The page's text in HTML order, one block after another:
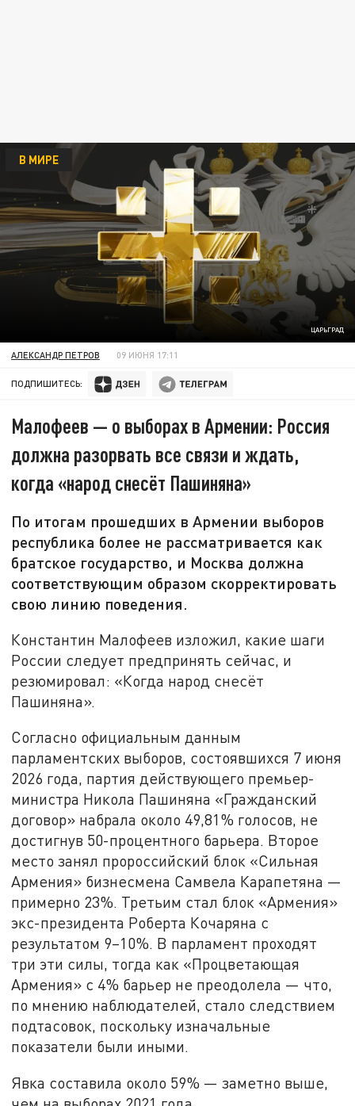
ЦАРЬГРАД
В МИРЕ
АЛЕКСАНДР ПЕТРОВ 09 ИЮНЯ 17:11
ПОДПИШИТЕСЬ:
Малофеев — о выборах в Армении: Россия
должна разорвать все связи и ждать,
когда «народ снесёт Пашиняна»
По итогам прошедших в Армении выборов
республика более не рассматривается как
братское государство, и Москва должна
соответствующим образом скорректировать
свою линию поведения.
Константин Малофеев изложил, какие шаги
России следует предпринять сейчас, и
резюмировал: «Когда народ снесёт
Пашиняна».
Согласно официальным данным
парламентских выборов, состоявшихся 7 июня
2026 года, партия действующего премьер-
министра Никола Пашиняна «Гражданский
договор» набрала около 49,81% голосов, не
достигнув 50-процентного барьера. Второе
место занял пророссийский блок «Сильная
Армения» бизнесмена Самвела Карапетяна —
примерно 23%. Третьим стал блок «Армения»
экс-президента Роберта Кочаряна с
результатом 9–10%. В парламент проходят
три эти силы, тогда как «Процветающая
Армения» с 4% барьер не преодолела — что,
по мнению наблюдателей, стало следствием
подтасовок, поскольку изначальные
показатели были иными.
Явка составила около 59% — заметно выше,